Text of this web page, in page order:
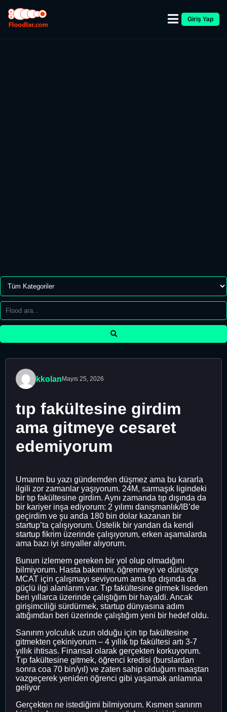
Giriş Yap
kkolan Mayıs 25, 2026
tıp fakültesine girdim
ama gitmeye cesaret
edemiyorum
Umarım bu yazı gündemden düşmez ama bu kararla
ilgili zor zamanlar yaşıyorum. 24M, sarmaşık ligindeki
bir tıp fakültesine girdim. Aynı zamanda tıp dışında da
bir kariyer inşa ediyorum: 2 yılımı danışmanlık/IB’de
geçirdim ve şu anda 180 bin dolar kazanan bir
startup’ta çalışıyorum. Üstelik bir yandan da kendi
startup fikrim üzerinde çalışıyorum, erken aşamalarda
ama bazı iyi sinyaller alıyorum.
Bunun izlemem gereken bir yol olup olmadığını
bilmiyorum. Hasta bakımını, öğrenmeyi ve dürüstçe
MCAT için çalışmayı seviyorum ama tıp dışında da
güçlü ilgi alanlarım var. Tıp fakültesine girmek liseden
beri yıllarca üzerinde çalıştığım bir hayaldi. Ancak
girişimciliği sürdürmek, startup dünyasına adım
attığımdan beri üzerinde çalıştığım yeni bir hedef oldu.
Sanırım yolculuk uzun olduğu için tıp fakültesine
gitmekten çekiniyorum – 4 yıllık tıp fakültesi artı 3-7
yıllık ihtisas. Finansal olarak gerçekten korkuyorum.
Tıp fakültesine gitmek, öğrenci kredisi (burslardan
sonra coa 70 bin/yıl) ve zaten sahip olduğum maaştan
vazgeçerek yeniden öğrenci gibi yaşamak anlamına
geliyor
Gerçekten ne istediğimi bilmiyorum. Kısmen sanırım